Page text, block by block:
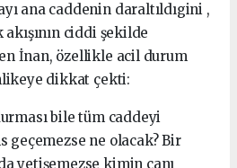
ana caddenin daraltıldıgini ,
ciddi şekilde
İnan, özellikle acil durum
dikkat çekti:
bile tüm caddeyi
ne olacak? Bir
yetişemezse kimin canı